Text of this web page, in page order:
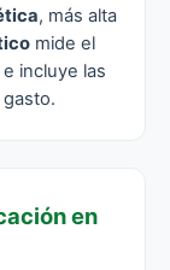
, más alta
mide el
incluye las
en